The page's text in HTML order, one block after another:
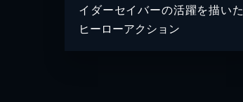
イダーセイバーの活躍を描いた
ヒーローアクション